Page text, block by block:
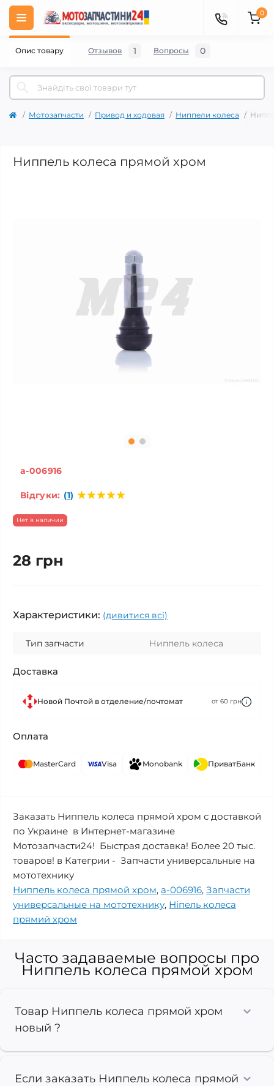
0
Мотозапчасти Привод и ходовая Ниппели колеса
Ниппель колеса прямой хром
a-006916
Відгуки: (1)
Нет в наличии
28 грн
Характеристики: (дивитися всі)
Тип запчасти Ниппель колеса
Доставка
Новой Почтой в отделение/почтомат от 60 грн
Оплата
MasterCard Visa Monobank ПриватБанк
Опис товару Отзывов 1 Вопросы 0
Заказать Ниппель колеса прямой хром с доставкой
по Украине в Интернет-магазине
Мотозапчасти24! Быстрая доставка! Более 20 тыс.
товаров! в Категрии - Запчасти универсальные на
мототехнику
Ниппель колеса прямой хром, a-006916, Запчасти
универсальные на мототехнику, Ніпель колеса
прямий хром
Часто задаваемые вопросы про
Ниппель колеса прямой хром
Товар Ниппель колеса прямой хром
новый ?
Если заказать Ниппель колеса прямой